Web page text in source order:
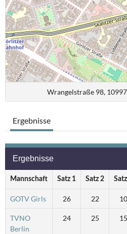
Wrangelstraße 98,
Ergebnisse
Ergebnisse
Mannschaft Satz 1 Satz 2
GOTV Girls 26 22 10
TVNO
Berlin
24 25 15